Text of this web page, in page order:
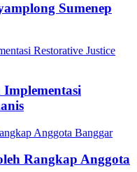
Sumenep
Implementasi
Rangkap Anggota